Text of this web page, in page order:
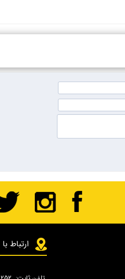
ارتباط